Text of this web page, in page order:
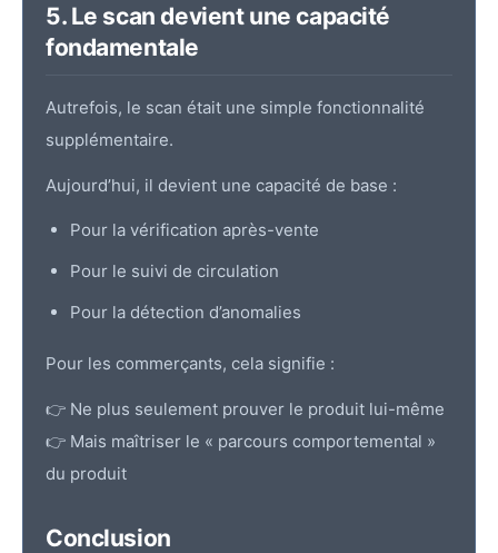
5. Le scan devient une capacité
fondamentale
Autrefois, le scan était une simple fonctionnalité
supplémentaire.
Aujourd’hui, il devient une capacité de base :
Pour la vérification après-vente
Pour le suivi de circulation
Pour la détection d’anomalies
Pour les commerçants, cela signifie :
👉 Ne plus seulement prouver le produit lui-même
👉 Mais maîtriser le « parcours comportemental »
du produit
Conclusion